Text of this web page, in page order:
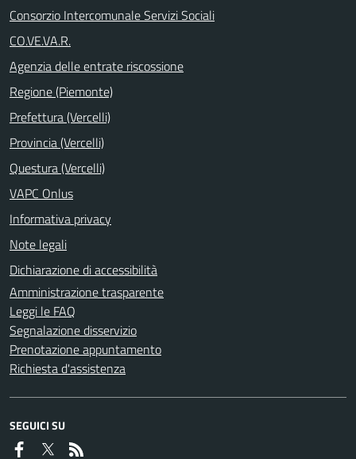
Consorzio Intercomunale Servizi Sociali
CO.VE.VA.R.
Agenzia delle entrate riscossione
Regione (Piemonte)
Prefettura (Vercelli)
Provincia (Vercelli)
Questura (Vercelli)
VAPC Onlus
Informativa privacy
Note legali
Dichiarazione di accessibilità
Amministrazione trasparente
Leggi le FAQ
Segnalazione disservizio
Prenotazione appuntamento
Richiesta d'assistenza
SEGUICI SU